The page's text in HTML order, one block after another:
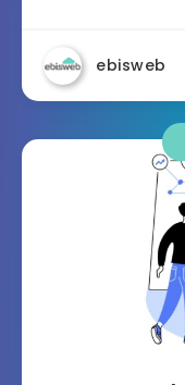
ebisweb